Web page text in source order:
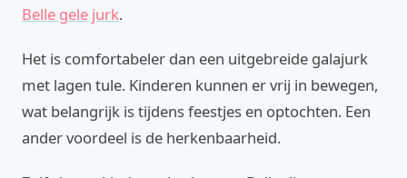
Belle gele jurk.
Het is comfortabeler dan een uitgebreide galajurk
met lagen tule. Kinderen kunnen er vrij in bewegen,
wat belangrijk is tijdens feestjes en optochten. Een
ander voordeel is de herkenbaarheid.